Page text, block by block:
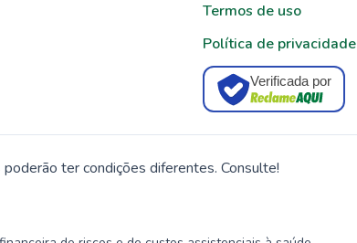
Termos de uso
Política de privacidade
Verificada por
ter condições diferentes. Consulte!